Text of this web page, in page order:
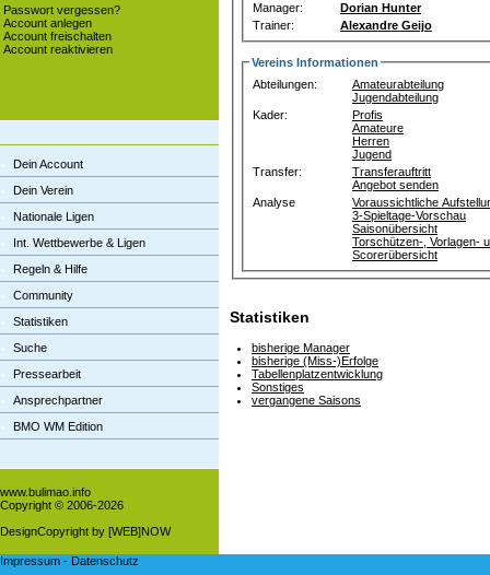
Passwort vergessen?
Account anlegen
Account freischalten
Account reaktivieren
Dein Account
Dein Verein
Nationale Ligen
Int. Wettbewerbe & Ligen
Regeln & Hilfe
Community
Statistiken
Suche
Pressearbeit
Ansprechpartner
BMO WM Edition
www.bulimao.info
Copyright © 2006-2026
DesignCopyright by [WEB]NOW
Manager:
Dorian Hunter
Trainer:
Alexandre Geijo
Vereins Informationen
Abteilungen:
Amateurabteilung
Jugendabteilung
Kader:
Profis
Amateure
Herren
Jugend
Transfer:
Transferauftritt
Angebot senden
Analyse
Voraussichtliche
3-Spieltage-Vorschau
Saisonübersicht
Torschützen-, Vorlagen-
Scorerübersicht
Statistiken
bisherige Manager
bisherige (Miss-)Erfolge
Tabellenplatzentwicklung
Sonstiges
vergangene Saisons
Impressum - Datenschutz